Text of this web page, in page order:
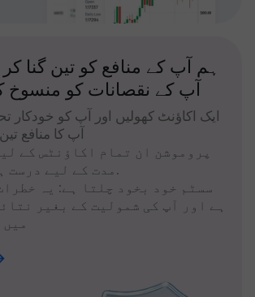
ہم آپ کے منافع کو تین گنا کر
آپ کے نقصانات کو منسوخ
ایک اکاؤنٹ کھولیں اور آپ کو خودکار
آپ کا منافع
پروموشن ان تمام اکاؤنٹس کے
مدت کے لیے درست ہے 31.08.2026.
سسٹم خود بخود چلتا ہے: یہ
ہے اور آپ کی شمولیت کے بغیر